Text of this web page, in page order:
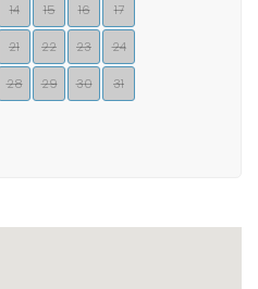
14 15 16 17
21 22 23 24
28 29 30 31